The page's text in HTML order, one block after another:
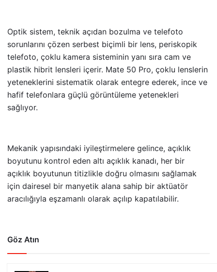
Optik sistem, teknik açıdan bozulma ve telefoto
sorunlarını çözen serbest biçimli bir lens, periskopik
telefoto, çoklu kamera sisteminin yanı sıra cam ve
plastik hibrit lensleri içerir. Mate 50 Pro, çoklu lenslerin
yeteneklerini sistematik olarak entegre ederek, ince ve
hafif telefonlara güçlü görüntüleme yetenekleri
sağlıyor.
Mekanik yapısındaki iyileştirmelere gelince, açıklık
boyutunu kontrol eden altı açıklık kanadı, her bir
açıklık boyutunun titizlikle doğru olmasını sağlamak
için dairesel bir manyetik alana sahip bir aktüatör
aracılığıyla eşzamanlı olarak açılıp kapatılabilir.
Göz Atın